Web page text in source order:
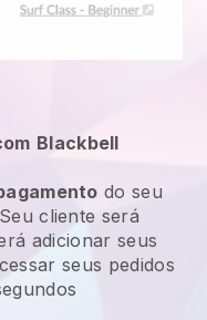
Blackbell
do seu
cliente será
adicionar seus
seus pedidos